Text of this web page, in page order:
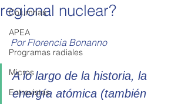
Columnas
APEA
Programas radiales
Micros
Entrevistas
regional nuclear?
Por Florencia Bonanno
A lo largo de la historia, la
energía atómica (también